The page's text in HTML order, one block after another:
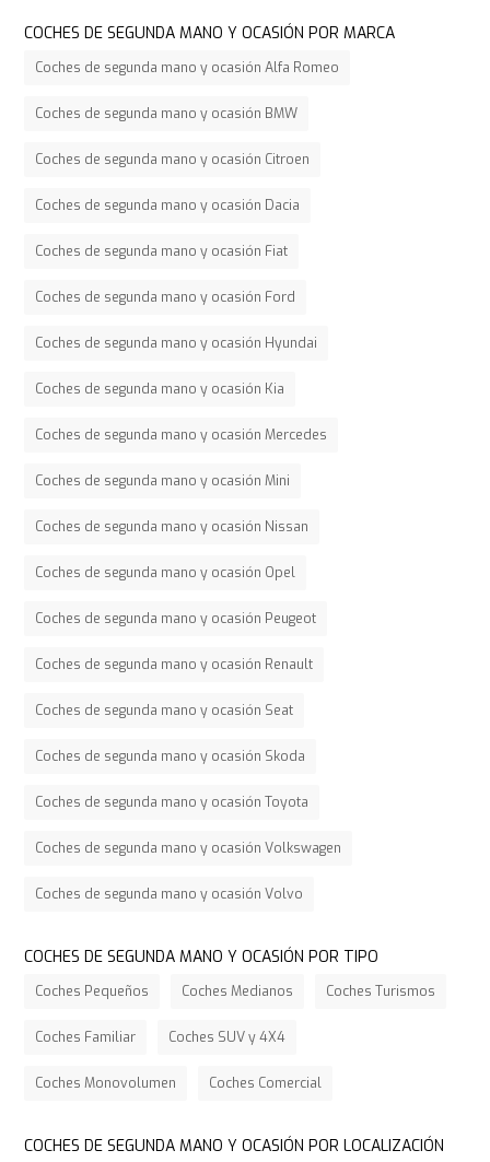
COCHES DE SEGUNDA MANO Y OCASIÓN POR MARCA
Coches de segunda mano y ocasión Alfa Romeo
Coches de segunda mano y ocasión BMW
Coches de segunda mano y ocasión Citroen
Coches de segunda mano y ocasión Dacia
Coches de segunda mano y ocasión Fiat
Coches de segunda mano y ocasión Ford
Coches de segunda mano y ocasión Hyundai
Coches de segunda mano y ocasión Kia
Coches de segunda mano y ocasión Mercedes
Coches de segunda mano y ocasión Mini
Coches de segunda mano y ocasión Nissan
Coches de segunda mano y ocasión Opel
Coches de segunda mano y ocasión Peugeot
Coches de segunda mano y ocasión Renault
Coches de segunda mano y ocasión Seat
Coches de segunda mano y ocasión Skoda
Coches de segunda mano y ocasión Toyota
Coches de segunda mano y ocasión Volkswagen
Coches de segunda mano y ocasión Volvo
COCHES DE SEGUNDA MANO Y OCASIÓN POR TIPO
Coches Pequeños Coches Medianos Coches Turismos
Coches Familiar Coches SUV y 4X4
Coches Monovolumen Coches Comercial
COCHES DE SEGUNDA MANO Y OCASIÓN POR LOCALIZACIÓN